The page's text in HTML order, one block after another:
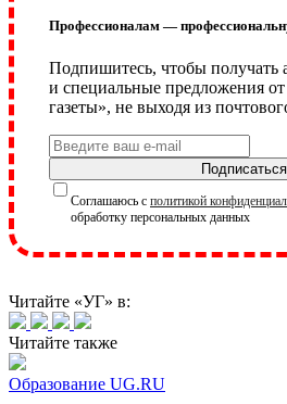
Профессионалам —
Подпишитесь, чтобы получать
и специальные предложения
газеты», не выходя из
Подписаться
Соглашаюсь с политикой
обработку персональных данных
Читайте «УГ» в:
Читайте также
Образование UG.RU